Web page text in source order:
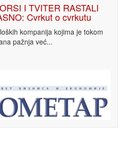
I TVITER RASTALI
Cvrkut o cvrkutu
kompanija kojima je tokom
pažnja već...